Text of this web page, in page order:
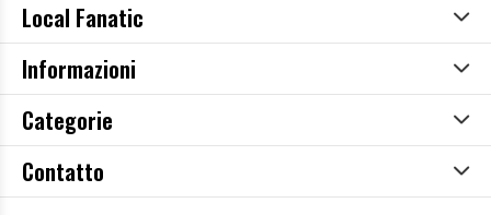
Local Fanatic
Informazioni
Categorie
Contatto